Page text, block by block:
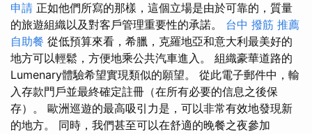
申請 正如他們所寫的那樣，這個立場是由於可靠的，質量
的旅遊組織以及對客戶管理重要性的承諾。 台中 撥筋 推薦
自助餐 從低預算來看，希臘，克羅地亞和意大利最美好的
地方可以輕鬆，方便地乘公共汽車進入。 組織豪華道路的
Lumenary體驗希望實現類似的願望。 從此電子郵件中，輸
入存款門戶並最終確定註冊（在所有必要的信息之後保
存）。 歐洲巡遊的最高吸引力是，可以非常有效地發現新
的地方。 同時，我們甚至可以在舒適的晚餐之夜參加